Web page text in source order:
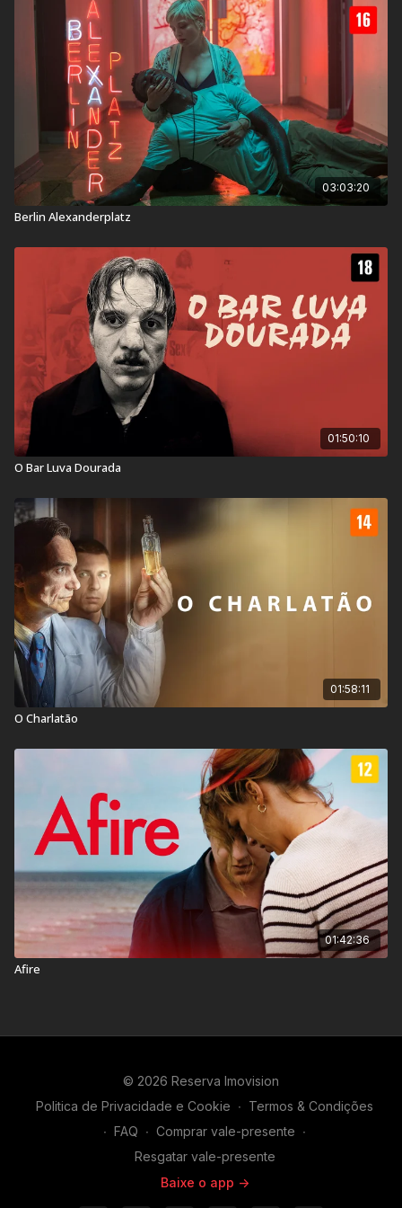
horrores da guerra,
estrelado por Bruno Ganz de "Asas do
Desejo" e " A Queda! As Últimas Horas de Hitler".
Classificação Indicativa:16 Anos
Contém: Conteúdo Sexual, Drogas Lícitas, Violência
Título Original:Der Trafikant
Duração:118 min
Ano de Lançamento:2018
Áustria, Alemanha
03:03:20
Berlin Alexanderplatz
01:50:10
O Bar Luva Dourada
01:58:11
O Charlatão
01:42:36
Afire
© 2026 Reserva Imovision
Politica de Privacidade e Cookie ∙ Termos & Condições
∙ FAQ ∙ Comprar vale-presente ∙
Resgatar vale-presente
Baixe o app ->